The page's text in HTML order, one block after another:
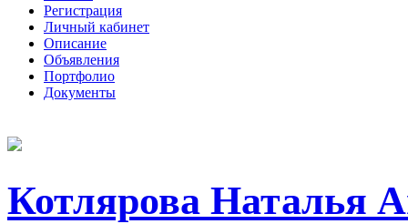
Регистрация
Личный кабинет
Описание
Объявления
Портфолио
Документы
Котлярова Наталья